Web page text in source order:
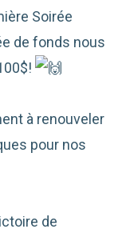
Soirée
de fonds nous
à renouveler
pour nos
de